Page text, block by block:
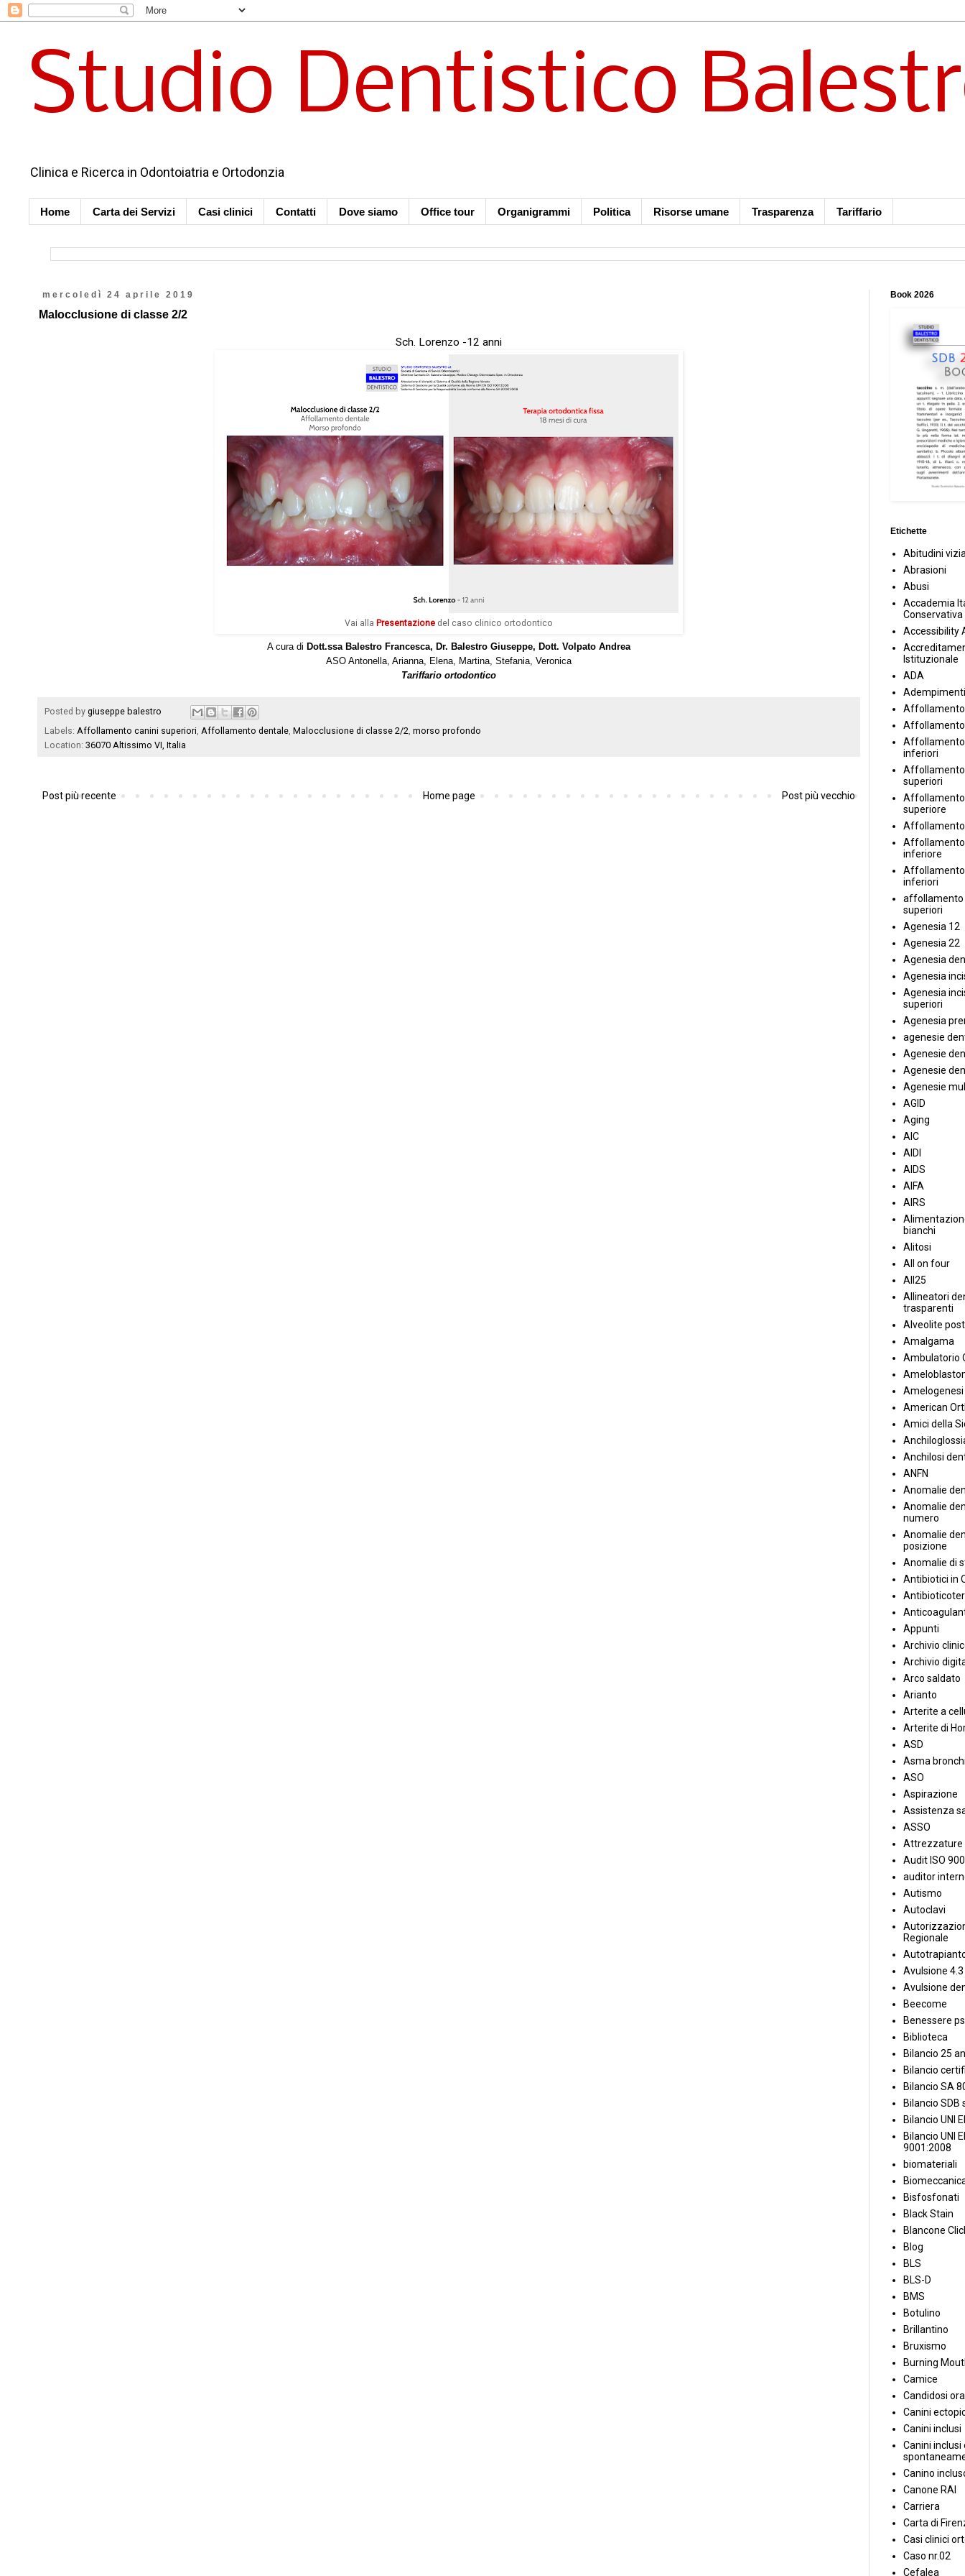
Studio Dentistico
Clinica e Ricerca in Odontoiatria e Ortodonzia
Home Carta dei Servizi Casi clinici Contatti Dove siamo Office tour Organigrammi Politica Risorse umane Trasparenza Tariffario
mercoledì 24 aprile 2019
Malocclusione di classe 2/2
Sch. Lorenzo -12 anni
Vai alla Presentazione del caso clinico ortodontico
A cura di Dott.ssa Balestro Francesca, Dr. Balestro Giuseppe, Dott. Volpato Andrea
ASO Antonella, Arianna, Elena, Martina, Stefania, Veronica
Tariffario ortodontico
Posted by giuseppe balestro
Labels: Affollamento canini superiori Affollamento dentale Malocclusione di classe 2/2 morso profondo
Location: 36070 Altissimo VI, Italia
Post più recente Post più vecchio
Home page
Book 2026
Etichette
Abitudini
Abrasioni
Abusi
Accademia
Conservativa
Accessibility
Istituzionale
ADA
Adempimenti
Affollamento
inferiori
Affollamento
superiori
Affollamento
superiore
inferiore
Affollamento
inferiori
affollamento
superiori
Agenesia 12
Agenesia 22
Agenesia
Agenesia
Agenesia
superiori
Agenesia
agenesie
Agenesie
Agenesie
Agenesie
AGID
Aging
AIC
AIDI
AIDS
AIFA
AIRS
bianchi
Alitosi
All on four
All25
Allineatori
trasparenti
Alveolite
Amalgama
Ambulatorio
American
Amici della
Anchilosi
ANFN
Anomalie
Anomalie
numero
Anomalie
posizione
Anomalie di
Antibiotici in
Appunti
Archivio
Archivio
Arco saldato
Arianto
Arterite a
Arterite di
ASD
Asma
ASO
Aspirazione
Assistenza
ASSO
Attrezzature
Audit ISO
auditor
Autismo
Autoclavi
Regionale
Avulsione 4.3
Avulsione
Beecome
Benessere
Biblioteca
Bilancio 25
Bilancio
Bilancio SA
Bilancio SDB
Bilancio UNI
Bilancio UNI
9001:2008
biomateriali
Bisfosfonati
Black Stain
Blancone
Blog
BLS
BLS-D
BMS
Botulino
Brillantino
Bruxismo
Burning
Camice
Candidosi
Canini
Canini inclusi
Canini inclusi
Canino
Canone RAI
Carriera
Carta di
Casi clinici
Caso nr.02
Cefalea